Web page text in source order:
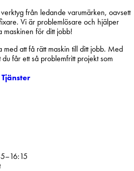
från ledande varumärken, oavsett
Vi är problemlösare och hjälper
maskinen för ditt jobb!
med att få rätt maskin till ditt jobb. Med
får ett så problemfritt projekt som
Tjänster